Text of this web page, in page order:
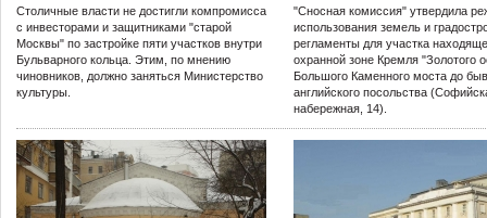
Столичные власти не достигли компромисса
с инвесторами и защитниками "старой
Москвы" по застройке пяти участков внутри
Бульварного кольца. Этим, по мнению
чиновников, должно заняться Министерство
культуры.
"Сносная комиссия" утвердила
использования земель и
регламенты для участка
охранной зоне Кремля "Золотого
Большого Каменного моста до
английского посольства
набережная, 14).